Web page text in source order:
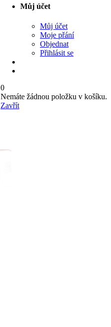
Můj účet
Můj účet
Moje přání
Objednat
Přihlásit se
0
Nemáte žádnou položku v košíku.
Zavřít